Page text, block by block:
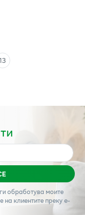
обработува моите
клиентите преку е-